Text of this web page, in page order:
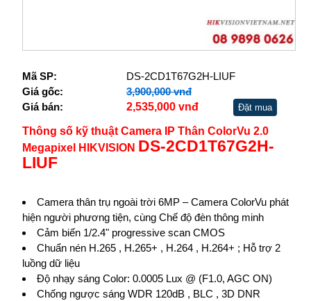
Mã SP:
DS-2CD1T67G2H-LIUF
Giá gốc:
3,900,000 vnđ
Giá bán:
2,535,000 vnđ Đặt mua
Thông số kỹ thuật Camera IP Thân ColorVu 2.0
Megapixel HIKVISION DS-2CD1T67G2H-
LIUF
Camera thân trụ ngoài trời 6MP – Camera ColorVu phát
hiện người phương tiện, cùng Chế độ đèn thông minh
Cảm biến 1/2.4" progressive scan CMOS
Chuẩn nén H.265 , H.265+ , H.264 , H.264+ ; Hỗ trợ 2
luồng dữ liệu
Độ nhạy sáng Color: 0.0005 Lux @ (F1.0, AGC ON)
Chống ngược sáng WDR 120dB , BLC , 3D DNR